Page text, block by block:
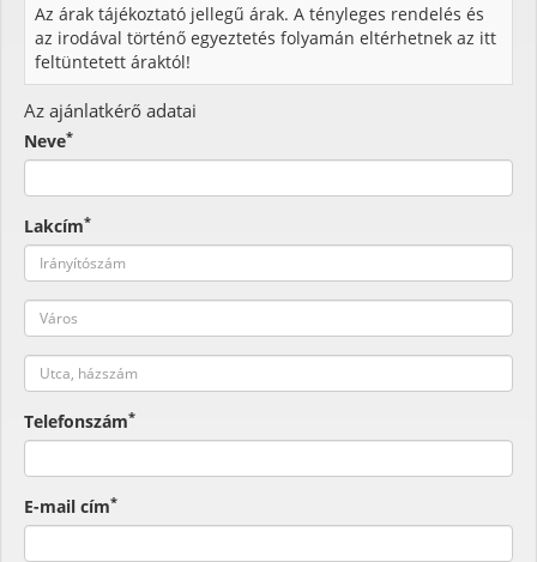
Az árak tájékoztató jellegű árak. A tényleges rendelés és
az irodával történő egyeztetés folyamán eltérhetnek az itt
feltüntetett áraktól!
Az ajánlatkérő adatai
Neve*
Lakcím*
Telefonszám*
E-mail cím*